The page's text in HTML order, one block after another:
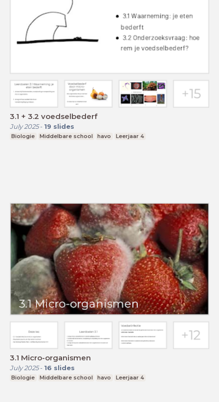
3.1 + 3.2 voedselbederf
July 2025- 19 slides
Biologie Middelbare school havo Leerjaar 4
3.1 Micro-organismen
July 2025- 16 slides
Biologie Middelbare school havo Leerjaar 4